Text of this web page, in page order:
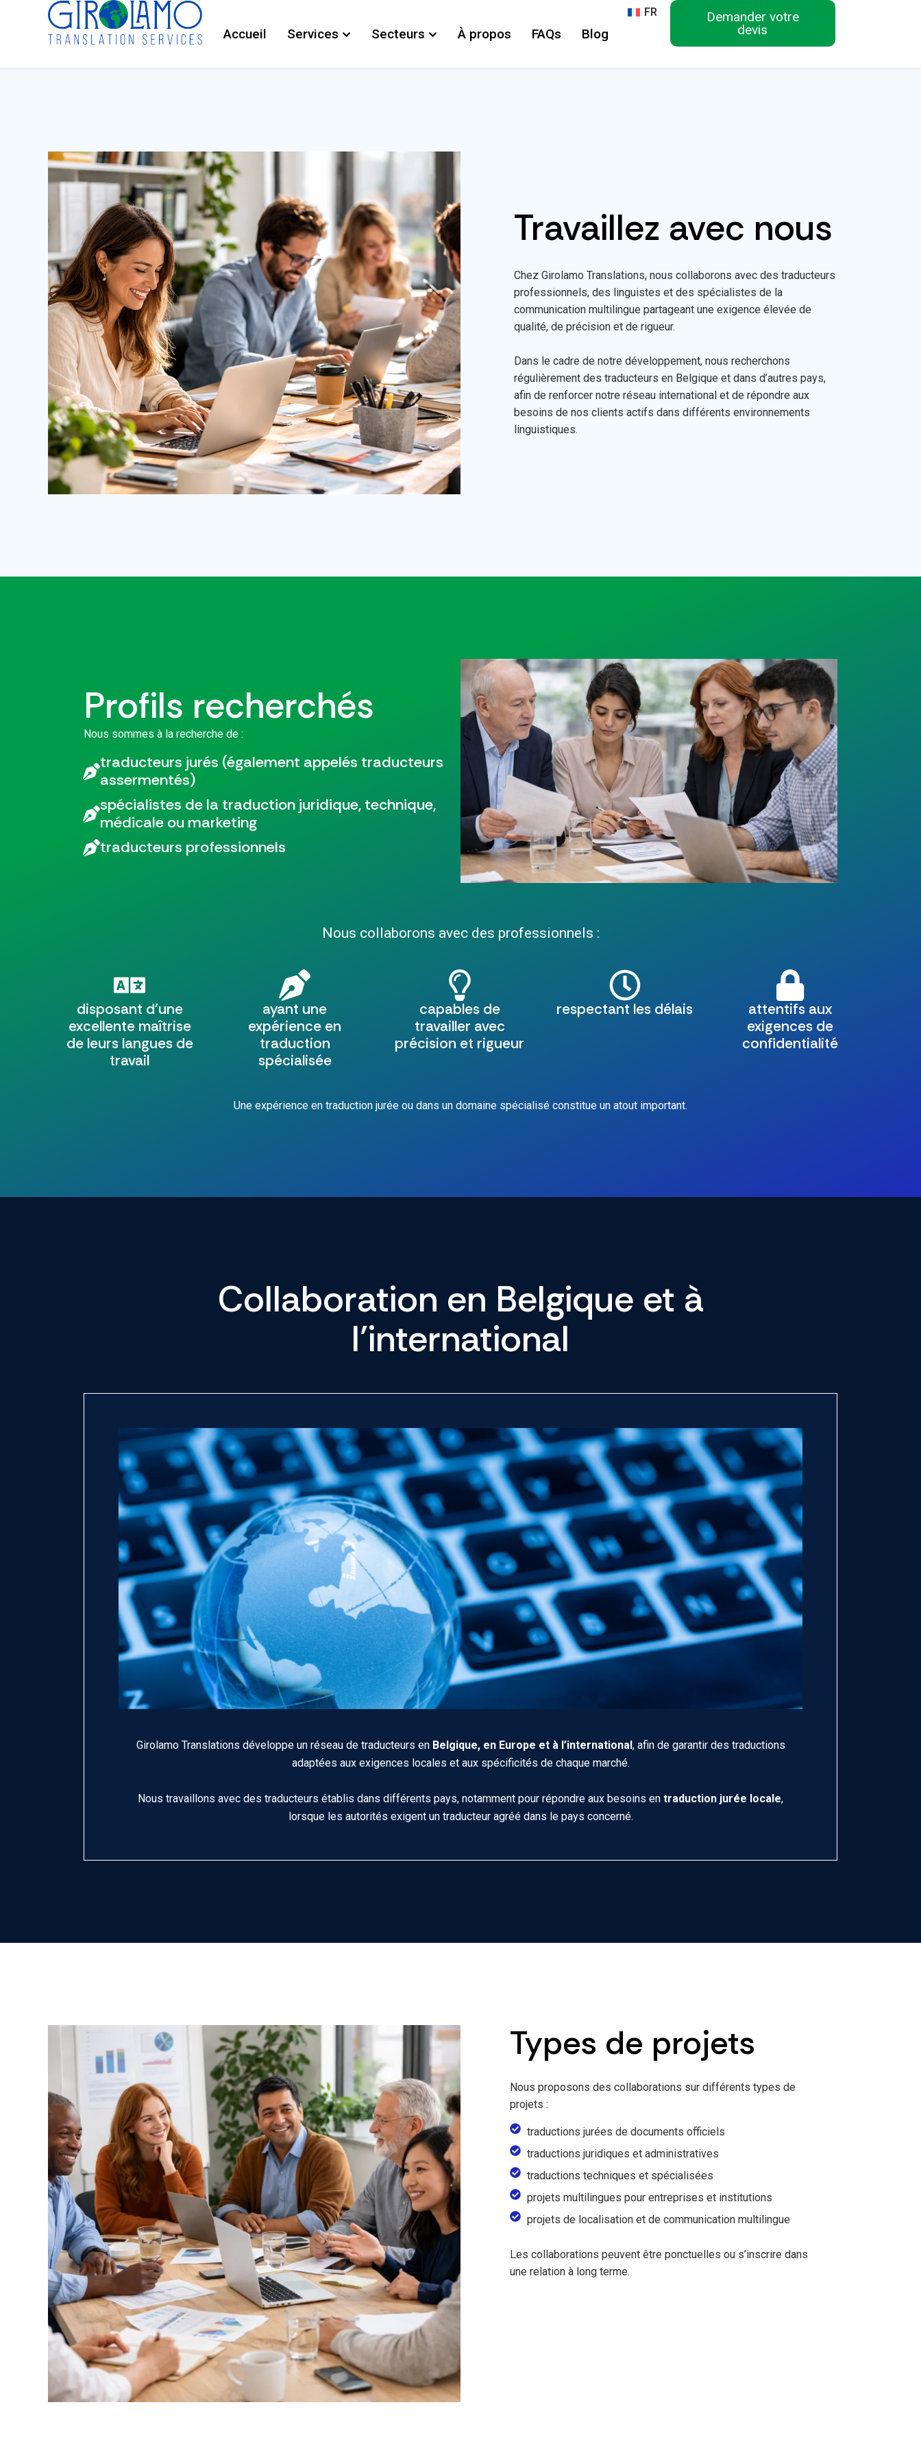
Accueil Services Secteurs À propos FAQs Blog
FR
Demander votre
devis
Travaillez avec nous
Chez Girolamo Translations, nous collaborons avec des traducteurs
professionnels, des linguistes et des spécialistes de la
communication multilingue partageant une exigence élevée de
qualité, de précision et de rigueur.
Dans le cadre de notre développement, nous recherchons
régulièrement des traducteurs en Belgique et dans d’autres pays,
afin de renforcer notre réseau international et de répondre aux
besoins de nos clients actifs dans différents environnements
linguistiques.
Profils recherchés
Nous sommes à la recherche de :
traducteurs jurés (également appelés traducteurs
assermentés)
spécialistes de la traduction juridique, technique,
médicale ou marketing
traducteurs professionnels
Nous collaborons avec des professionnels :
disposant d’une
excellente maîtrise
de leurs langues de
travail
ayant une
expérience en
traduction
spécialisée
capables de
travailler avec
précision et rigueur
respectant les délais
attentifs aux
exigences de
confidentialité
Une expérience en traduction jurée ou dans un domaine spécialisé constitue un atout important.
Collaboration en Belgique et à
l’international
Girolamo Translations développe un réseau de traducteurs en Belgique, en Europe et à l’international , afin de garantir des traductions
adaptées aux exigences locales et aux spécificités de chaque marché.
Nous travaillons avec des traducteurs établis dans différents pays, notamment pour répondre aux besoins en traduction jurée locale,
lorsque les autorités exigent un traducteur agréé dans le pays concerné.
Types de projets
Nous proposons des collaborations sur différents types de
projets :
traductions jurées de documents officiels
traductions juridiques et administratives
traductions techniques et spécialisées
projets multilingues pour entreprises et institutions
projets de localisation et de communication multilingue
Les collaborations peuvent être ponctuelles ou s’inscrire dans
une relation à long terme.